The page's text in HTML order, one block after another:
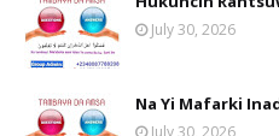
July 30, 2026
Na Yi Mafarki
July 30, 2026